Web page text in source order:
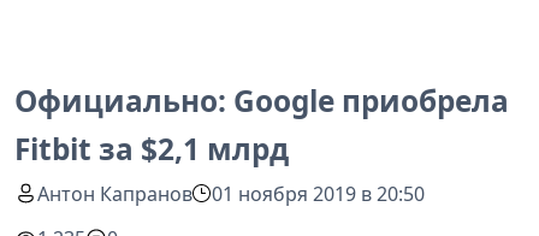
Официально: Google приобрела
Fitbit за $2,1 млрд
Антон Капранов
01 ноября 2019 в 20:50